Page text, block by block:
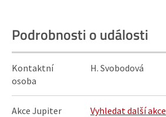
Podrobnosti o události
Kontaktní
osoba
H. Svobodová
Akce Jupiter
Vyhledat další akce